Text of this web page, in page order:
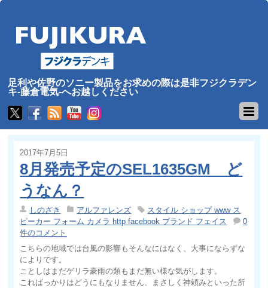
足利や佐野のソニー製品をお求めの際は是非フジクラデン
キ-藤倉電気-へお越しください
2017年7月5日
8月発売予定のSEL1635GM ど
うなん？
しのざき アルファレンズ
スタイル ショップ www ス
ピーカー フォーム カメラ http facebook ブランド フェイス
0
件のコメント
こちらの地域では台風の影響もそんなにはなく、大事にならずな
によりです。
ことしはまだゲリラ豪雨の類もまだ無い様な気がします。
こればっかりはどうにもなりません、まさしく神頼みといった所